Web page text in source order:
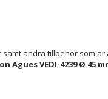
samt andra tillbehör som är
Agues VEDI-4239 Ø 45